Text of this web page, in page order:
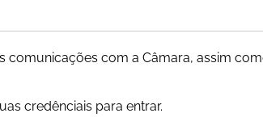
comunicações com a Câmara, assim
credênciais para entrar.